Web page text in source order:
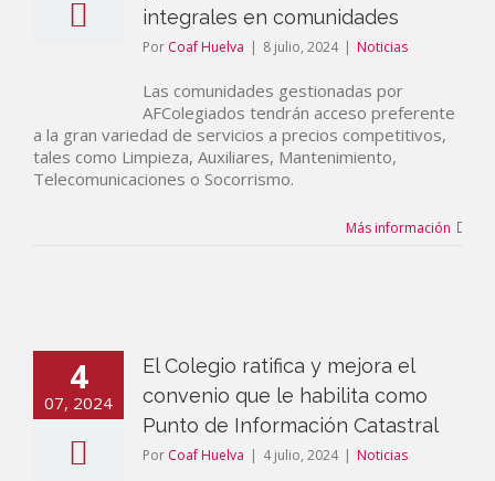
integrales en comunidades
Por Coaf Huelva | 8 julio, 2024 | Noticias
Las comunidades gestionadas por
AFColegiados tendrán acceso preferente
a la gran variedad de servicios a precios competitivos,
tales como Limpieza, Auxiliares, Mantenimiento,
Telecomunicaciones o Socorrismo.
Más información
4
07, 2024
El Colegio ratifica y mejora el
convenio que le habilita como
Punto de Información Catastral
Por Coaf Huelva | 4 julio, 2024 | Noticias